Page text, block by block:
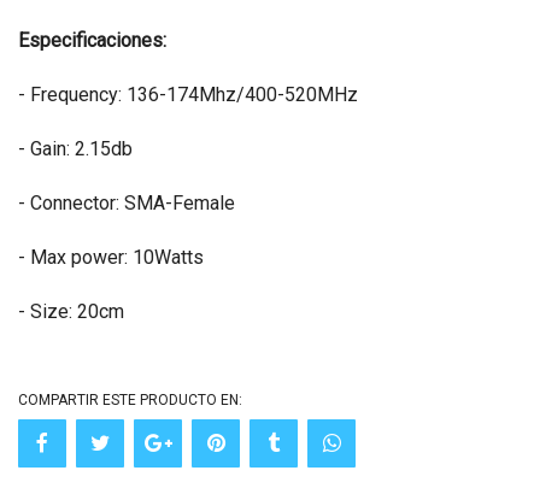
Especificaciones:
- Frequency: 136-174Mhz/400-520MHz
- Gain: 2.15db
- Connector: SMA-Female
- Max power: 10Watts
- Size: 20cm
COMPARTIR ESTE PRODUCTO EN: